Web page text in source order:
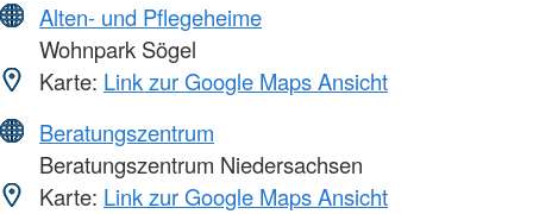
Alten- und Pflegeheime
Wohnpark Sögel
Karte: Link zur Google Maps Ansicht
Beratungszentrum
Beratungszentrum Niedersachsen
Karte: Link zur Google Maps Ansicht